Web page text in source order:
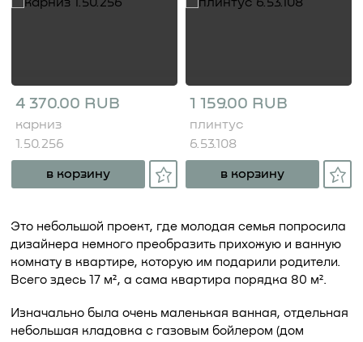
4 370.00 RUB
карниз
1.50.256
в корзину
1 159.00 RUB
плинтус
6.53.108
в корзину
Это небольшой проект, где молодая семья попросила
дизайнера немного преобразить прихожую и ванную
комнату в квартире, которую им подарили родители.
Всего здесь 17 м², а сама квартира порядка 80 м².
Изначально была очень маленькая ванная, отдельная
небольшая кладовка с газовым бойлером (дом